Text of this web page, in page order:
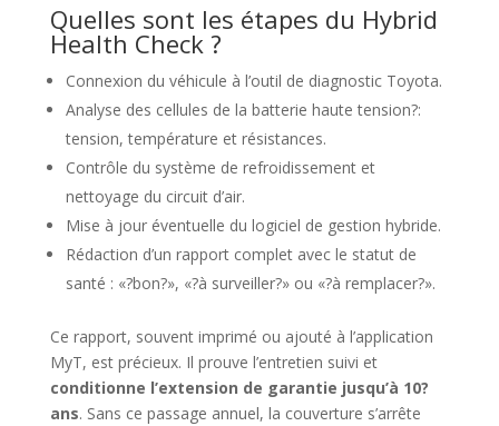
Quelles sont les étapes du Hybrid
Health Check ?
Connexion du véhicule à l’outil de diagnostic Toyota.
Analyse des cellules de la batterie haute tension?:
tension, température et résistances.
Contrôle du système de refroidissement et
nettoyage du circuit d’air.
Mise à jour éventuelle du logiciel de gestion hybride.
Rédaction d’un rapport complet avec le statut de
santé : «?bon?», «?à surveiller?» ou «?à remplacer?».
Ce rapport, souvent imprimé ou ajouté à l’application
MyT, est précieux. Il prouve l’entretien suivi et
conditionne l’extension de garantie jusqu’à 10?
ans. Sans ce passage annuel, la couverture s’arrête